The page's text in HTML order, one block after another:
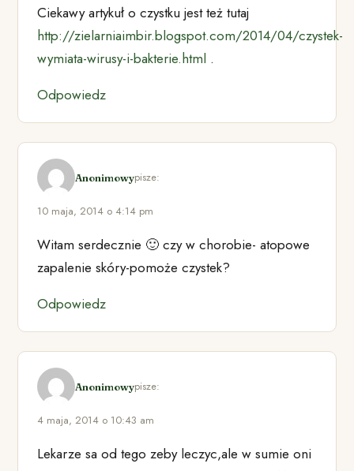
Ciekawy artykuł o czystku jest też tutaj
http://zielarniaimbir.blogspot.com/2014/04/czystek-
wymiata-wirusy-i-bakterie.html .
Odpowiedz
Anonimowypisze:
10 maja, 2014 o 4:14 pm
Witam serdecznie 🙂 czy w chorobie- atopowe
zapalenie skóry-pomoże czystek?
Odpowiedz
Anonimowypisze:
4 maja, 2014 o 10:43 am
Lekarze sa od tego zeby leczyc,ale w sumie oni